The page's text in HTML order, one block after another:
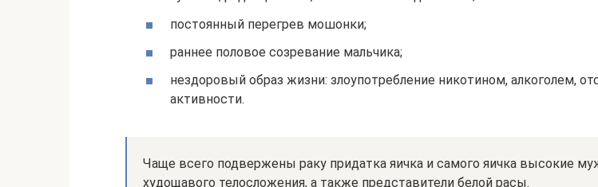
постоянный перегрев мошонки;
раннее половое созревание мальчика;
нездоровый образ жизни: злоупотребление никотином, алкоголем,
активности.
Чаще всего подвержены раку придатка яичка и самого яичка высокие
худощавого телосложения, а также представители белой расы.